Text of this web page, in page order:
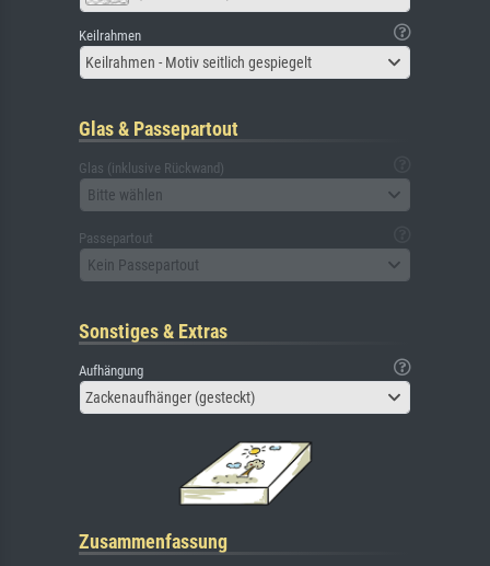
Keilrahmen
Keilrahmen - Motiv seitlich gespiegelt
Glas & Passepartout
Glas (inklusive Rückwand)
Bitte wählen
Passepartout
Kein Passepartout
Sonstiges & Extras
Aufhängung
Zackenaufhänger (gesteckt)
Zusammenfassung